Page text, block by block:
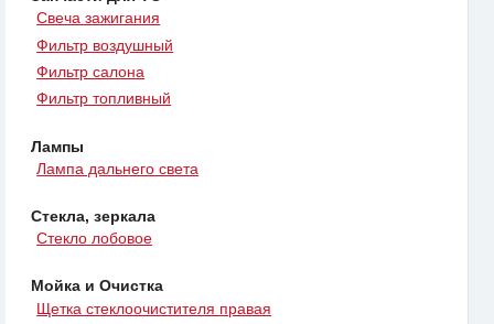
Свеча зажигания
Фильтр воздушный
Фильтр салона
Фильтр топливный
Лампы
Лампа дальнего света
Стекла, зеркала
Стекло лобовое
Мойка и Очистка
Щетка стеклоочистителя правая